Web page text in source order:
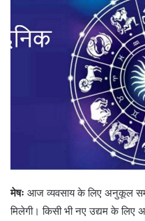
मेषः आज व्यवसाय के लिए अनुकूल
मिलेगी। किसी भी नए उद्यम के